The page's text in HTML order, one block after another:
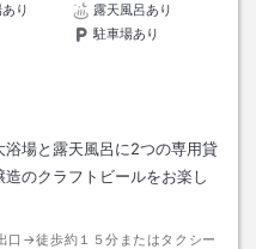
り
露天風呂あり
駐車場あり
場と露天風呂に2つの専用貸
のクラフトビールをお楽し
口→徒歩約１５分またはタクシー